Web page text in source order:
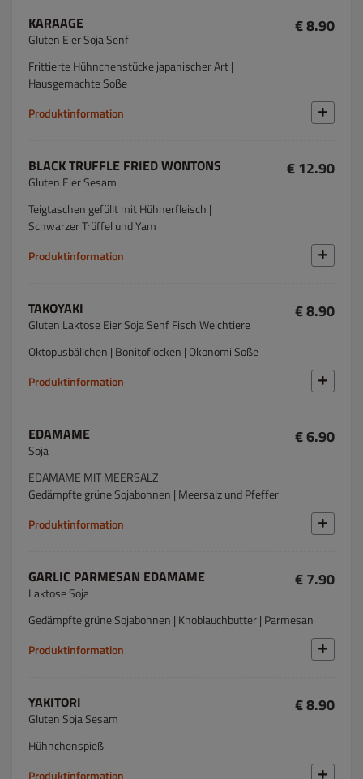
KARAAGE
Gluten Eier Soja Senf
€ 8.90
Frittierte Hühnchenstücke japanischer Art |
Hausgemachte Soße
Produktinformation
BLACK TRUFFLE FRIED WONTONS
Gluten Eier Sesam
€ 12.90
Teigtaschen gefüllt mit Hühnerfleisch |
Schwarzer Trüffel und Yam
Produktinformation
TAKOYAKI
Gluten Laktose Eier Soja Senf Fisch Weichtiere
€ 8.90
Oktopusbällchen | Bonitoflocken | Okonomi Soße
Produktinformation
EDAMAME
Soja
€ 6.90
EDAMAME MIT MEERSALZ
Gedämpfte grüne Sojabohnen | Meersalz und Pfeffer
Produktinformation
GARLIC PARMESAN EDAMAME
Laktose Soja
€ 7.90
Gedämpfte grüne Sojabohnen | Knoblauchbutter | Parmesan
Produktinformation
YAKITORI
Gluten Soja Sesam
€ 8.90
Hühnchenspieß
Produktinformation